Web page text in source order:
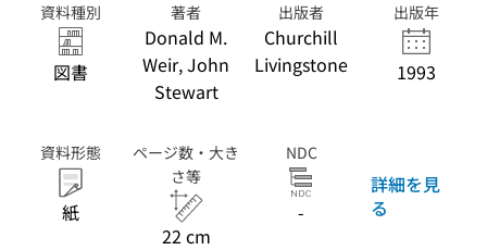
資料種別
図書
著者
Donald M.
Weir, John
Stewart
出版者
Churchill
Livingstone
出版年
1993
資料形態
紙
ページ数・大き
さ等
22 cm
NDC
-
詳細を見
る